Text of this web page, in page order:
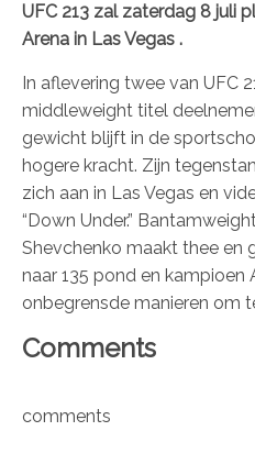
UFC 213 zal zaterdag 8 juli
Arena in Las Vegas .
In aflevering twee van UFC
middleweight titel
gewicht blijft in de
hogere kracht. Zijn
zich aan in Las Vegas en
“Down Under.”
Shevchenko maakt thee en
naar 135 pond en kampioen
onbegrensde manieren om
Comments
comments